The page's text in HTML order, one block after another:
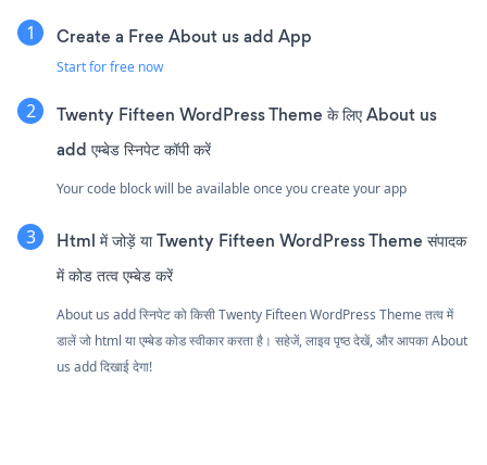
Create a Free About us add App
Start for free now
Twenty Fifteen WordPress Theme के लिए About us
add एम्बेड स्निपेट कॉपी करें
Your code block will be available once you create your app
Html में जोड़ें या Twenty Fifteen WordPress Theme संपादक
में कोड तत्व एम्बेड करें
About us add स्निपेट को किसी Twenty Fifteen WordPress Theme तत्व में
डालें जो html या एम्बेड कोड स्वीकार करता है। सहेजें, लाइव पृष्ठ देखें, और आपका About
us add दिखाई देगा!